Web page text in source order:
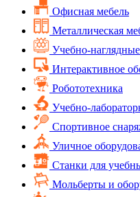
Офисная мебель
Металлическая
Учебно-
Интерактивное
Робототехника
Учебно-
Спортивное
Уличное
Cтанки для
Мольберты и